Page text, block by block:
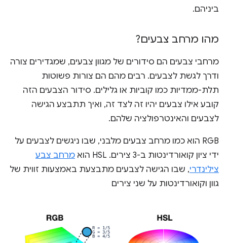
ביניהם.
מהו מרחב צבעים?
מרחבי צבעים הם סידורים של מגוון צבעים, שמגדירים צורה
ודרך לגשת לצבעים. רבים מהם הם צורות פשוטות
תלת-ממדיות כמו קוביות או גלילים. סידור הצבעים הזה
קובע אילו צבעים יהיו זה לצד זה, ואיך תתבצע הגישה
לצבעים והאינטרפולציה שלהם.
RGB הוא כמו מרחב צבעים מלבני, שבו ניגשים לצבעים על
ידי ציון קואורדינטות ב-3 צירים. HSL הוא
מרחב צבע
צילינדרי, שבו הגישה לצבעים מתבצעת באמצעות זווית של
גוון וקואורדינטות על שני צירים